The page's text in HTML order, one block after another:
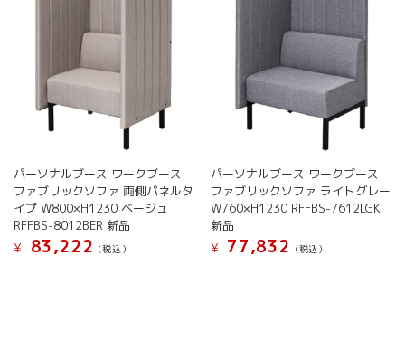
パーソナルブース ワークブース
ファブリックソファ 両側パネルタ
イプ W800×H1230 ベージュ
RFFBS-8012BER 新品
¥
83,222 (税込）
パーソナルブース ワークブース
ファブリックソファ ライトグレー
W760×H1230 RFFBS-7612LGK
新品
¥
77,832 (税込）